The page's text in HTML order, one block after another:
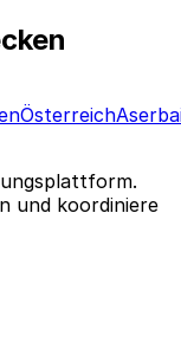
Österreich
und koordiniere